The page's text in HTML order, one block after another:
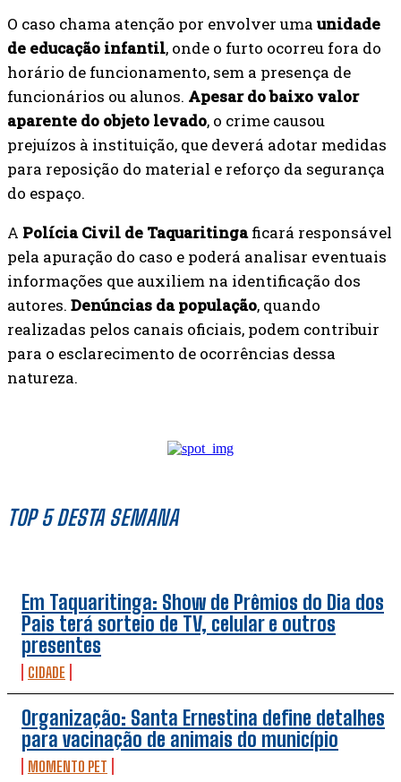
TOP 5 DESTA SEMANA
Em Taquaritinga: Show de Prêmios do Dia dos
Pais terá sorteio de TV, celular e outros
presentes
CIDADE
Organização: Santa Ernestina define detalhes
para vacinação de animais do município
MOMENTO PET
O caso chama atenção por envolver uma unidade
de educação infantil, onde o furto ocorreu fora do
horário de funcionamento, sem a presença de
funcionários ou alunos. Apesar do baixo valor
aparente do objeto levado, o crime causou
prejuízos à instituição, que deverá adotar medidas
para reposição do material e reforço da segurança
do espaço.
A Polícia Civil de Taquaritingaficará responsável
pela apuração do caso e poderá analisar eventuais
informações que auxiliem na identificação dos
autores. Denúncias da população, quando
realizadas pelos canais oficiais, podem contribuir
para o esclarecimento de ocorrências dessa
natureza.